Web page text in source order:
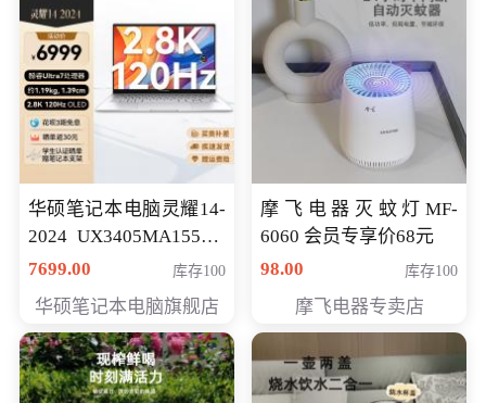
华硕笔记本电脑灵耀14-
2024 UX3405MA155夜
空蓝 oled 智慧轻薄本 会
7699.00 库存100
华硕笔记本电脑旗舰店
摩飞电器灭蚊灯MF-
6060 会员专享价68元
98.00
库存100
摩飞电器专卖店